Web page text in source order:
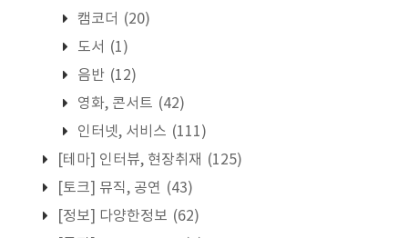
캠코더 (20)
도서 (1)
음반 (12)
영화, 콘서트 (42)
인터넷, 서비스 (111)
[테마] 인터뷰, 현장취재 (125)
[토크] 뮤직, 공연 (43)
[정보] 다양한정보 (62)